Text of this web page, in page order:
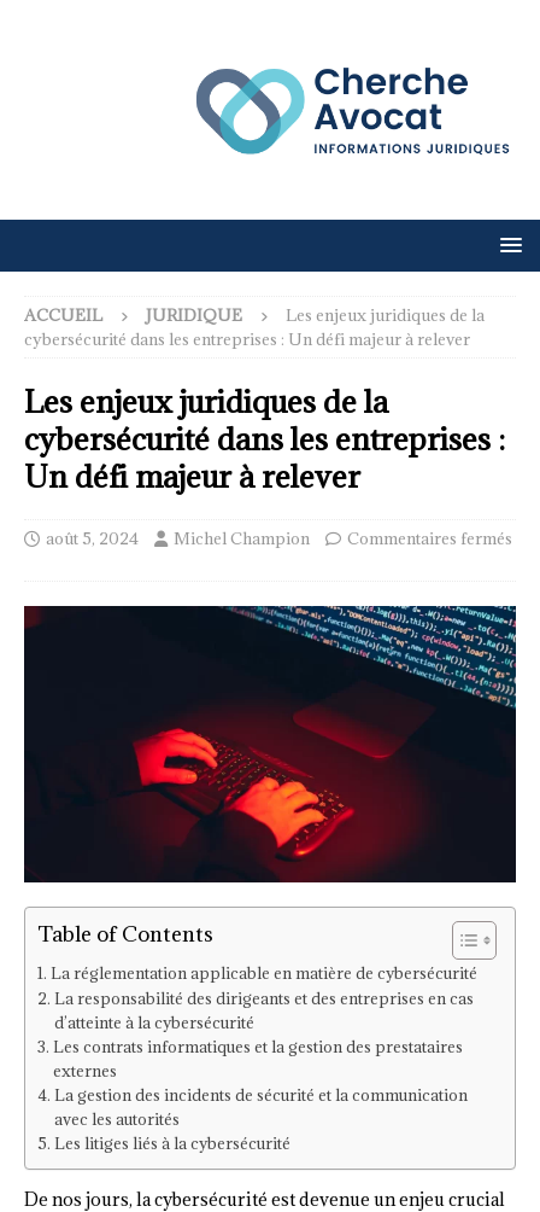
ACCUEIL JURIDIQUE
Les enjeux juridiques de la
cybersécurité dans les entreprises : Un défi majeur à relever
Les enjeux juridiques de la
cybersécurité dans les entreprises :
Un défi majeur à relever
août 5, 2024 Michel Champion Commentaires fermés
Table of Contents
La réglementation applicable en matière de cybersécurité
La responsabilité des dirigeants et des entreprises en cas
d’atteinte à la cybersécurité
Les contrats informatiques et la gestion des prestataires
externes
La gestion des incidents de sécurité et la communication
avec les autorités
Les litiges liés à la cybersécurité
De nos jours, la cybersécurité est devenue un enjeu crucial